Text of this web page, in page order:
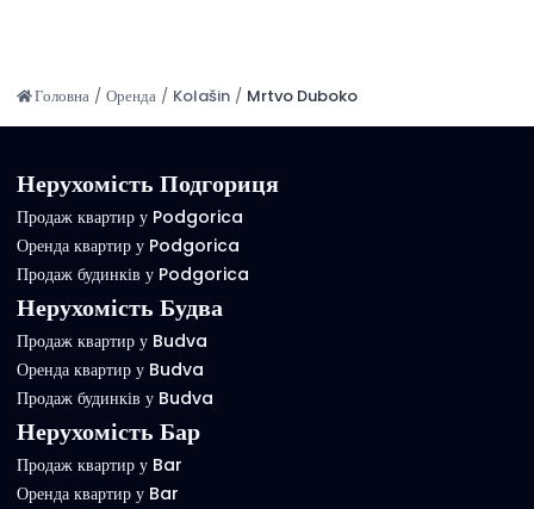
Головна / Оренда / Kolašin / Mrtvo Duboko
Нерухомість Подгориця
Продаж квартир у Podgorica
Оренда квартир у Podgorica
Продаж будинків у Podgorica
Нерухомість Будва
Продаж квартир у Budva
Оренда квартир у Budva
Продаж будинків у Budva
Нерухомість Бар
Продаж квартир у Bar
Оренда квартир у Bar